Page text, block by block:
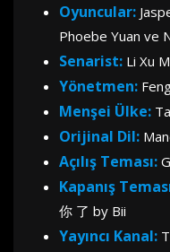
Oyuncular:
Phoebe Yuan ve
Senarist: Li Xu
Yönetmen:
Menşei Ülke:
Orijinal Dil:
Açılış Teması:
Kapanış
你 了 by Bii
Yayıncı Kanal: